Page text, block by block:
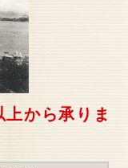
から承りま